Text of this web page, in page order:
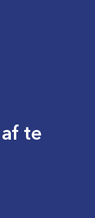
te